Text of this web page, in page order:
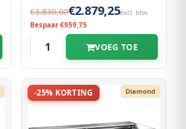
€3.839,00€2.879,25excl. btw
Bespaar €959,75
VOEG TOE
-25% KORTING Diamond